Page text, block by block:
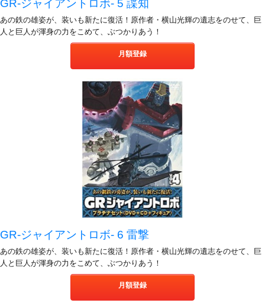
GR-ジャイアントロボ- 5 諜知
あの鉄の雄姿が、装いも新たに復活！原作者・横山光輝の遺志をのせて、巨
人と巨人が渾身の力をこめて、ぶつかりあう！
月額登録
GR-ジャイアントロボ- 6 雷撃
あの鉄の雄姿が、装いも新たに復活！原作者・横山光輝の遺志をのせて、巨
人と巨人が渾身の力をこめて、ぶつかりあう！
月額登録